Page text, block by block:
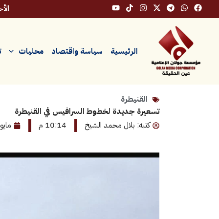
تخطي
إلى
الرئيسية سياسة واقتصاد محليات
القنيطرة
تسعيرة جديدة لخطوط السرافيس في القنيطرة
كتبه: بلال محمد الشيخ
10:14 م مايو 14,